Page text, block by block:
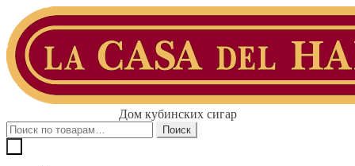
Перейти
навигации
Перейти
содержимому
Дом кубинских сигар
Искать:
Поиск